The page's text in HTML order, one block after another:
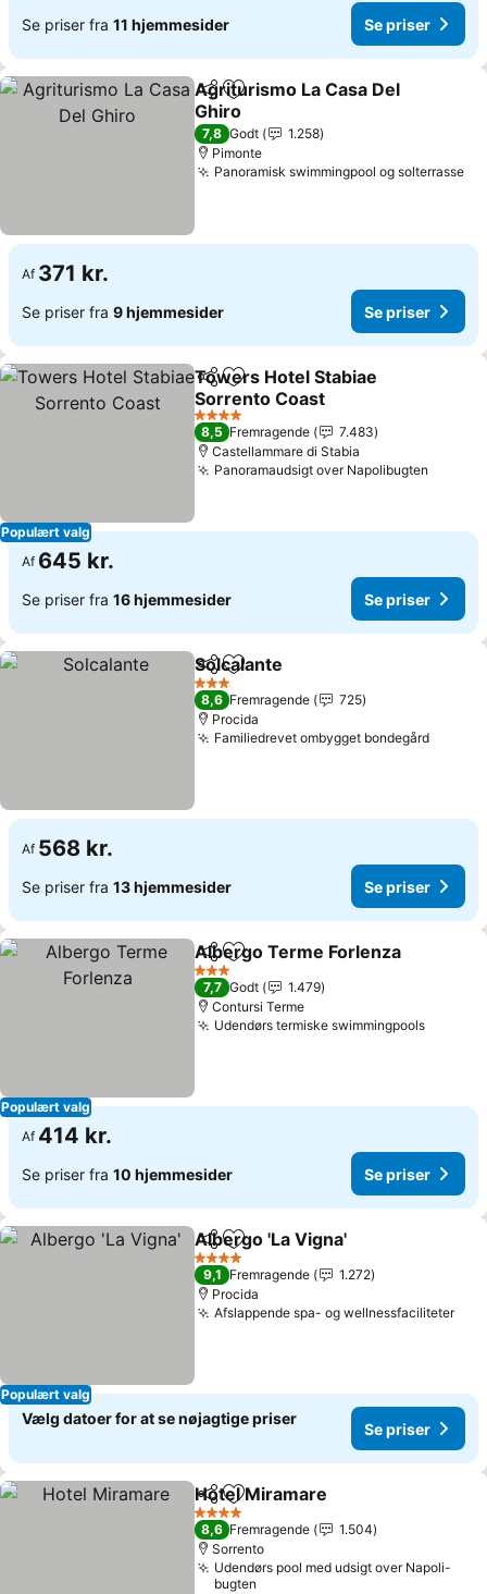
Se priser fra 11 hjemmesider Se priser
Del Føj til favoritter
Agriturismo La Casa Del
Ghiro
7,8 Godt
1.258
Pimonte
Panoramisk swimmingpool og solterrasse
Af 371 kr.
Se priser fra 9 hjemmesider Se priser
Populært valg
Del Føj til favoritter
Towers Hotel Stabiae
Sorrento Coast
4 Stjerner
8,5 Fremragende
7.483
Castellammare di Stabia
Panoramaudsigt over Napolibugten
Af 645 kr.
Se priser fra 16 hjemmesider Se priser
Del Føj til favoritter
Solcalante
3 Stjerner
8,6 Fremragende
725
Procida
Familiedrevet ombygget bondegård
Af 568 kr.
Se priser fra 13 hjemmesider Se priser
Populært valg
Del Føj til favoritter
Albergo Terme Forlenza
3 Stjerner
7,7 Godt
1.479
Contursi Terme
Udendørs termiske swimmingpools
Af 414 kr.
Se priser fra 10 hjemmesider Se priser
Populært valg
Del Føj til favoritter
Albergo 'La Vigna'
4 Stjerner
9,1 Fremragende
1.272
Procida
Afslappende spa- og wellnessfaciliteter
Vælg datoer for at se nøjagtige priser
Se priser
Del Føj til favoritter
Hotel Miramare
4 Stjerner
8,6 Fremragende
1.504
Sorrento
Udendørs pool med udsigt over Napoli-
bugten